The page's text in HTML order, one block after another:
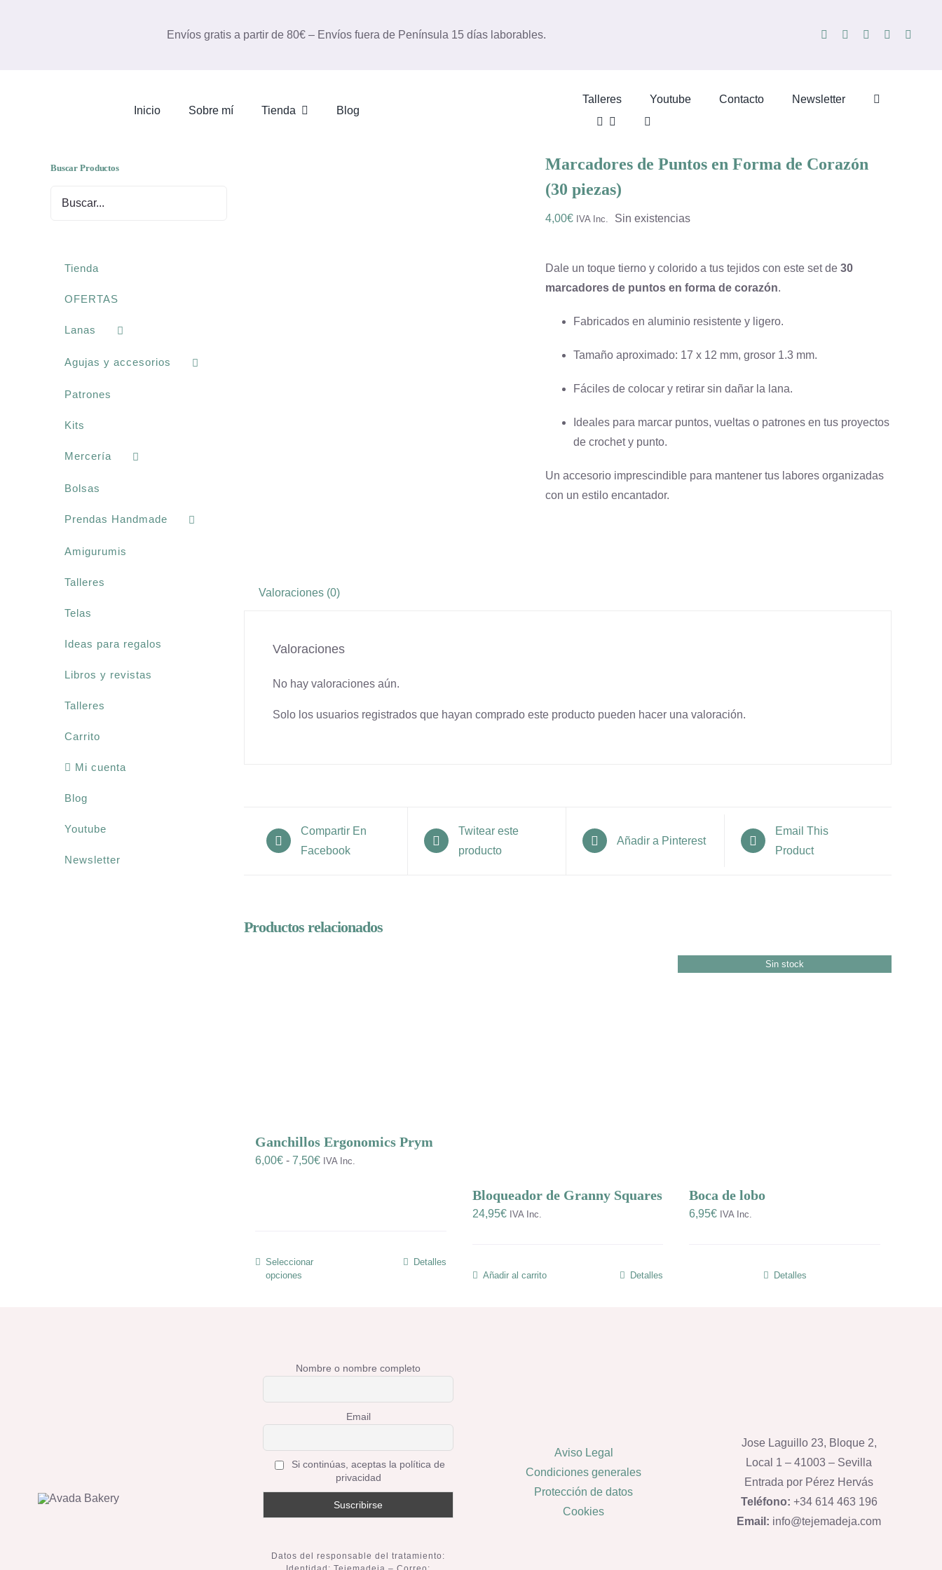
Envíos gratis a partir de 80€ – Envíos fuera de Península 15 días laborables.
Inicio Sobre mí Tienda Blog
Talleres Youtube Contacto Newsletter
Marcadores de Puntos en Forma de Corazón
(30 piezas)
4,00€ IVA Inc. Sin existencias
Dale un toque tierno y colorido a tus tejidos con este set de 30
marcadores de puntos en forma de corazón.
Fabricados en aluminio resistente y ligero.
Tamaño aproximado: 17 x 12 mm, grosor 1.3 mm.
Fáciles de colocar y retirar sin dañar la lana.
Ideales para marcar puntos, vueltas o patrones en tus proyectos
de crochet y punto.
Un accesorio imprescindible para mantener tus labores organizadas
con un estilo encantador.
Valoraciones (0)
Valoraciones
No hay valoraciones aún.
Solo los usuarios registrados que hayan comprado este producto pueden hacer una valoración.
Compartir En
Facebook
Twitear este
producto
Añadir a Pinterest
Email This
Product
Productos relacionados
Ganchillos Ergonomics Prym
6,00€ - 7,50€Rango
IVA Inc.
Seleccionar
opciones
Las
se
pueden
en
la
página
de
Detalles
Bloqueador de Granny Squares
24,95€ IVA Inc.
Añadir al carrito Detalles
Sin stock
Boca de lobo
6,95€ IVA Inc.
Detalles
Buscar Productos
Tienda
OFERTAS
Lanas
Agujas y accesorios
Patrones
Kits
Mercería
Bolsas
Prendas Handmade
Amigurumis
Talleres
Telas
Ideas para regalos
Libros y revistas
Talleres
Carrito
Mi cuenta
Blog
Youtube
Newsletter
Nombre o nombre completo
Email
Si continúas, aceptas la política de
privacidad
Datos del responsable del tratamiento:
Aviso Legal
Condiciones generales
Protección de datos
Cookies
Jose Laguillo 23, Bloque 2,
Local 1 – 41003 – Sevilla
Entrada por Pérez Hervás
Teléfono: +34 614 463 196
Email: info@tejemadeja.com